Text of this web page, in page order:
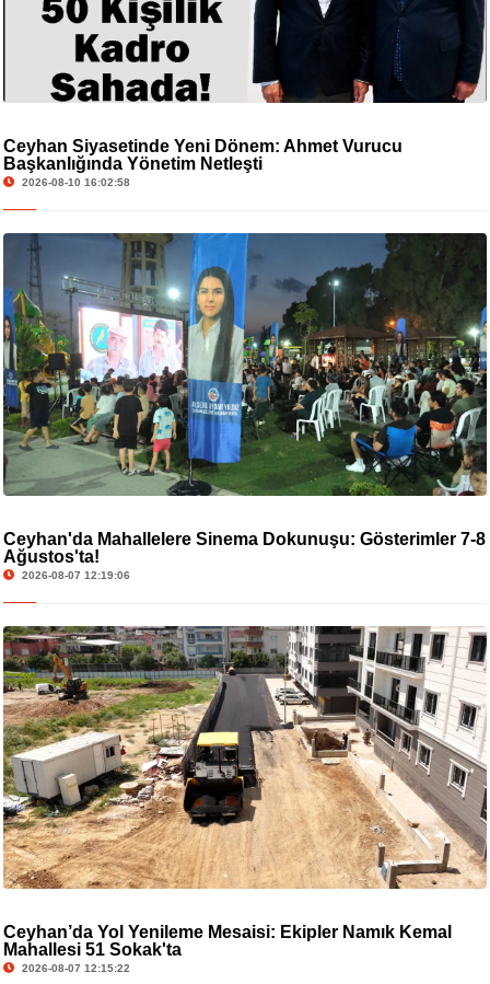
Ceyhan Siyasetinde Yeni Dönem: Ahmet Vurucu
Başkanlığında Yönetim Netleşti
2026-08-10 16:02:58
Ceyhan'da Mahallelere Sinema Dokunuşu: Gösterimler 7-8
Ağustos'ta!
2026-08-07 12:19:06
Ceyhan’da Yol Yenileme Mesaisi: Ekipler Namık Kemal
Mahallesi 51 Sokak'ta
2026-08-07 12:15:22